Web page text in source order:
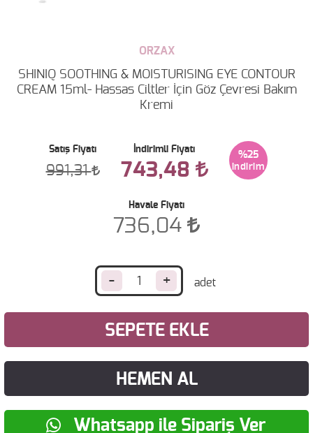
ORZAX
SHINIQ SOOTHING & MOISTURISING EYE CONTOUR
CREAM 15ml- Hassas Ciltler İçin Göz Çevresi Bakım
Kremi
Satış Fiyatı
991,31
İndirimli Fiyatı
743,48
%25
Havale Fiyatı
736,04
- +
SEPETE EKLE
HEMEN AL
Whatsapp ile Sipariş Ver